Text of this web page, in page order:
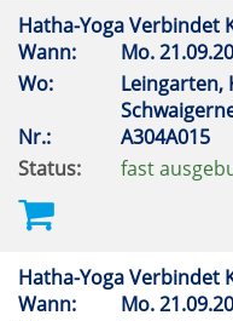
Hatha-Yoga Verbindet
Wann:
Mo.
Wo:
Leingarten,
Nr.:
A304A015
Status:
fast
Hatha-Yoga Verbindet
Wann:
Mo.